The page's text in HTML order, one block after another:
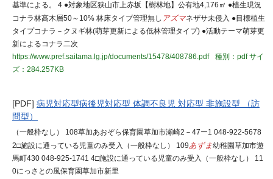
基準による。 4 ●対象地区狭山市上赤坂【樹林地】公有地4,176㎡ ●植生現況
コナラ林高木層50～10% 林床タイプ管理無し アズマネザサ未侵入 ●目標植生
タイプコナラ－クヌギ林(萌芽更新による低林管理タイプ) ●活動テーマ萌芽更
新によるコナラ二次
https://www.pref.saitama.lg.jp/documents/15478/408786.pdf
種別：pdfサイ
ズ：284.257KB
[PDF] 病児対応型病後児対応型 体調不良児 対応型 非施設型 （訪
問型）
（一般枠なし） 108草加あおぞら保育園草加市瀬崎2－47ー1 048-922-5678
2□施設に通っている児童のみ受入（一般枠なし） 109あずま幼稚園草加市遊
馬町430 048-925-1741 4□施設に通っている児童のみ受入（一般枠なし） 11
0にっさとの風保育園草加市新里